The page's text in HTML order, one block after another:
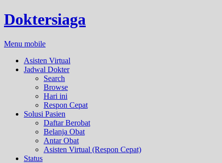
Doktersiaga
Menu mobile
Asisten Virtual
Jadwal Dokter
Search
Browse
Hari ini
Respon Cepat
Solusi Pasien
Daftar Berobat
Belanja Obat
Antar Obat
Asisten Virtual (Respon Cepat)
Status